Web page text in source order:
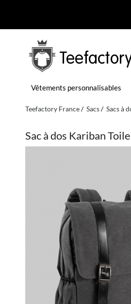
Vêtements personnalisables
Teefactory France Sacs Sacs à
Sac à dos Kariban